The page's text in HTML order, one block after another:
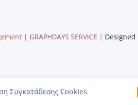
Συγκατάθεσης Cookies
| GRAPHDAYS SERVICE | Designed